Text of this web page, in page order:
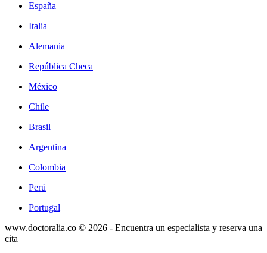
España
Italia
Alemania
República Checa
México
Chile
Brasil
Argentina
Colombia
Perú
Portugal
www.doctoralia.co © 2026 - Encuentra un especialista y reserva una
cita